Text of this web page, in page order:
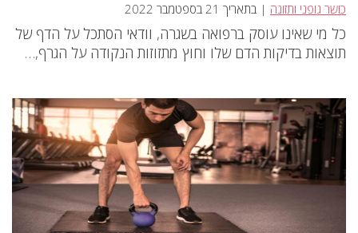
כושר גופני ותזונה | בתאריך 21 בספטמבר 2022
כל מי שאינו עוסק ברפואה בשגרה, וודאי הסתכל על הדף של
תוצאות בדיקות הדם שלו וחוץ מתזוזות הנקודה על הגרף,…